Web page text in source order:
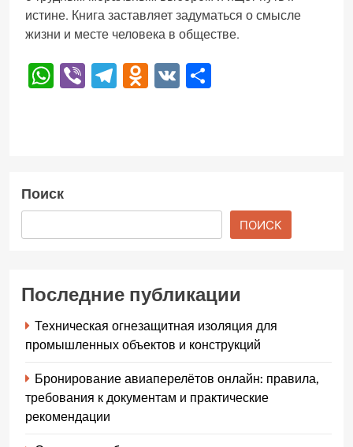
истине. Книга заставляет задуматься о смысле
жизни и месте человека в обществе.
WhatsApp
ViberTelegram
Odnoklassniki
VK
Поиск
ПОИСК
Последние публикации
Техническая огнезащитная изоляция для
промышленных объектов и конструкций
Бронирование авиаперелётов онлайн: правила,
требования к документам и практические
рекомендации